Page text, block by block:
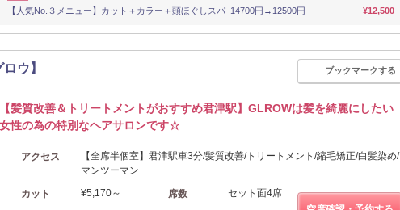
【人気No.３メニュー】カット＋カラー＋頭ほぐしスパ 14700円→12500円 ¥12,500
ウ】 ブックマークする
【髪質改善＆トリートメントがおすすめ君津駅】GLROWは髪を綺麗にしたい
女性の為の特別なヘアサロンです☆
アクセス
【全席半個室】君津駅車3分/髪質改善/トリートメント/縮毛矯正/白髪染め/
マンツーマン
カット ¥5,170～ 席数 セット面4席